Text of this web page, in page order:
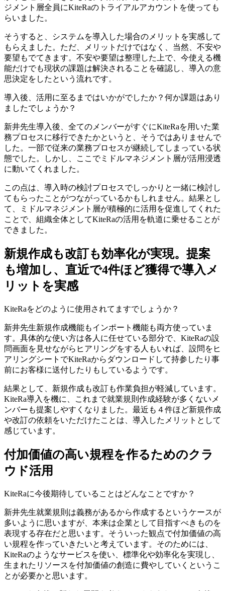
ジメント層全員にKiteRaのトライアルアカウントを使っても
らいました。
そうすると、システムを導入した場合のメリットを実感して
もらえました。ただ、メリットだけではなく、当然、不安や
要望もでてきます。不安や要望は整理した上で、 今使える機
能だけでも現状の課題は解決されることを確認し、導入の意
思決定をした という流れです。
導入後、活用に至るまではいかがでしたか？何か課題はあり
ましたでしょうか？
新井先生導入後、全てのメンバーがすぐにKiteRaを用いた業
務プロセスに移行できたかというと、そうではありませんで
した。一部で従来の業務プロセスが継続してしまっている状
態でした。しかし、ここでミドルマネジメント層が活用浸透
に動いてくれました。
この点は、導入時の検討プロセスでしっかりと一緒に検討し
てもらったことがつながっているかもしれません。結果とし
て、ミドルマネジメント層が積極的に活用を促進してくれた
ことで、組織全体としてKiteRaの活用を軌道に乗せることが
できました。
新規作成も改訂も効率化が実現。提案
も増加し、直近で4件ほど獲得で導入メ
リットを実感
KiteRaをどのように使用されてますでしょうか？
新井先生新規作成機能もインポート機能も両方使っていま
す。具体的な使い方は各人に任せている部分で、KiteRaの設
問画面を見せながらヒアリングをする人もいれば、設問をヒ
アリングシートでKiteRaからダウンロードして持参したり事
前にお客様に送付したりもしているようです。
結果として、 新規作成も改訂も作業負担が軽減しています。
KiteRa導入を機に、これまで就業規則作成経験が多くないメ
ンバーも提案しやすくなりました。最近も４件ほど新規作成
や改訂の依頼をいただけたことは、導入したメリットとして
感じています。
付加価値の高い規程を作るためのクラ
ウド活用
KiteRaに今後期待していることはどんなことですか？
新井先生就業規則は義務があるから作成するというケースが
多いように思いますが、本来は企業として目指すべきものを
表現する存在だと思います。そういった観点で付加価値の高
い規程を作っていきたいと考えています。そのためには、
KiteRaのようなサービスを使い、標準化や効率化を実現し、
生まれたリソースを付加価値の創造に費やしていく というこ
とが必要かと思います。